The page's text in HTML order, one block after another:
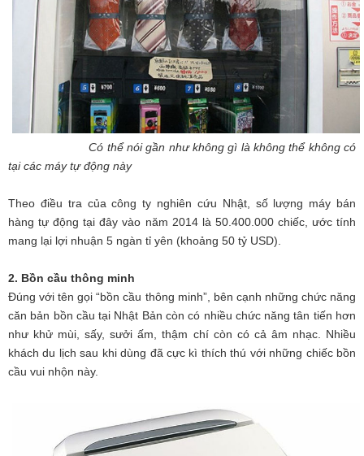
Có thể nói gần như không gì là không thể không có
tại các máy tự động này
Theo điều tra của công ty nghiên cứu Nhật, số lượng máy bán
hàng tự động tại đây vào năm 2014 là 50.400.000 chiếc, ước tính
mang lại lợi nhuận 5 ngàn tỉ yên (khoảng 50 tỷ USD).
2. Bồn cầu thông minh
Đúng với tên gọi “bồn cầu thông minh”, bên cạnh những chức năng
căn bản bồn cầu tại Nhật Bản còn có nhiều chức năng tân tiến hơn
như khử mùi, sấy, sưởi ấm, thậm chí còn có cả âm nhạc. Nhiều
khách du lịch sau khi dùng đã cực kì thích thú với những chiếc bồn
cầu vui nhộn này.